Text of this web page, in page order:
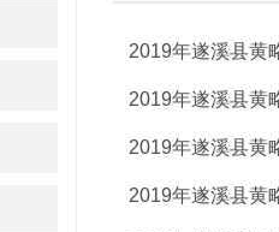
2019年遂溪县黄
2019年遂溪县黄
2019年遂溪县黄
2019年遂溪县黄